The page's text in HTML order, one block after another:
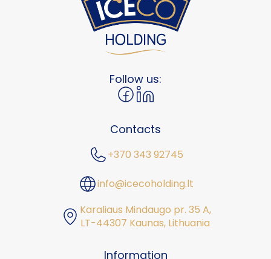
Follow us:
Contacts
+370 343 92745
info@icecoholding.lt
Karaliaus Mindaugo pr. 35 A,
LT-44307 Kaunas, Lithuania
Information